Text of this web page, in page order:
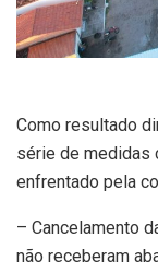
Como resultado
série de medidas
enfrentado pela
– Cancelamento
não receberam